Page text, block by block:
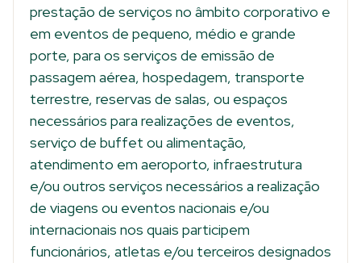
prestação de serviços no âmbito corporativo e
em eventos de pequeno, médio e grande
porte, para os serviços de emissão de
passagem aérea, hospedagem, transporte
terrestre, reservas de salas, ou espaços
necessários para realizações de eventos,
serviço de buffet ou alimentação,
atendimento em aeroporto, infraestrutura
e/ou outros serviços necessários a realização
de viagens ou eventos nacionais e/ou
internacionais nos quais participem
funcionários, atletas e/ou terceiros designados